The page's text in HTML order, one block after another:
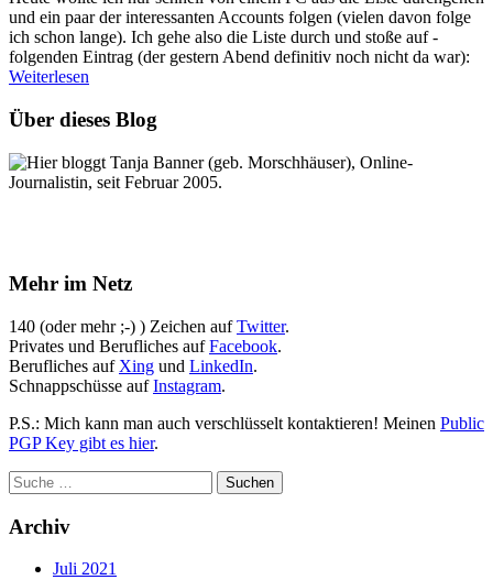
und ein paar der interessanten Accounts folgen (vielen davon folge
ich schon lange). Ich gehe also die Liste durch und stoße auf -
folgenden Eintrag (der gestern Abend definitiv noch nicht da war):
Weiterlesen
Über dieses Blog
Hier bloggt Tanja Banner (geb. Morschhäuser), Online-
Journalistin, seit Februar 2005.
Mehr im Netz
140 (oder mehr ;-) ) Zeichen aufTwitter.
Privates und Berufliches aufFacebook.
Berufliches auf Xing und LinkedIn.
Schnappschüsse aufInstagram.
P.S.: Mich kann man auch verschlüsselt kontaktieren! Meinen Public
PGP Key gibt es hier.
Archiv
Juli 2021